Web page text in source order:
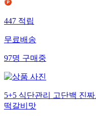
447적립
무료배송
97명구매중
5+5 식단관리 고단백 진
떡갈비맛